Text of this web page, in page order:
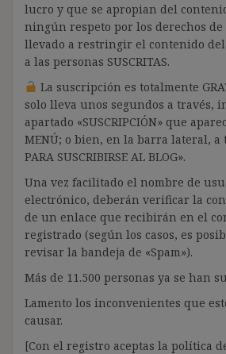
lucro y que se apropian del
ningún respeto por los derechos de
llevado a restringir el contenido
a las personas SUSCRITAS.
La suscripción es totalmente
solo lleva unos segundos a través,
apartado «SUSCRIPCIÓN» que
MENÚ; o bien, en la barra lateral, a
PARA SUSCRIBIRSE AL BLOG».
Una vez facilitado el nombre de
electrónico, deberán verificar la
de un enlace que recibirán en el
registrado (según los casos, es
revisar la bandeja de «Spam»).
Más de 11.500 personas ya se han
Lamento los inconvenientes que
causar.
[Con el registro aceptas la política